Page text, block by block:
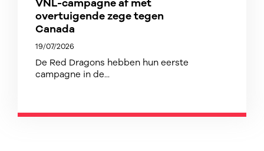
VNL-campagne af met
overtuigende zege tegen
Canada
19/07/2026
De Red Dragons hebben hun eerste
campagne in de...